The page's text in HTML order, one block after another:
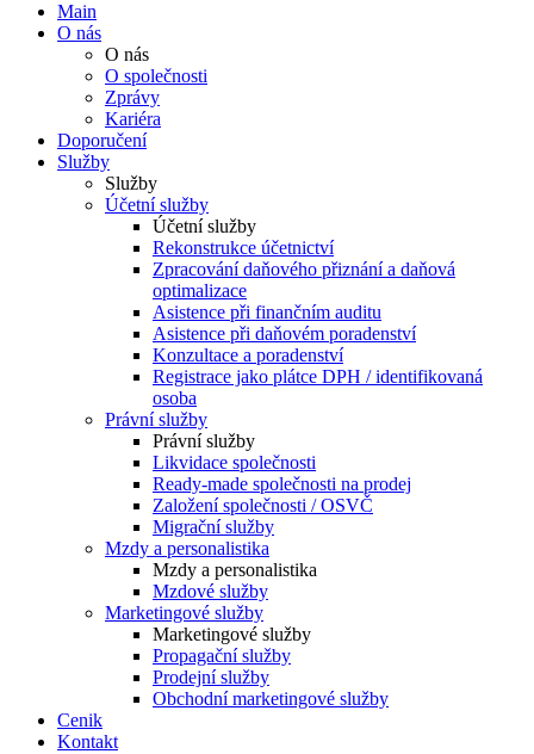
Main
O nás
O nás
O společnosti
Zprávy
Kariéra
Doporučení
Služby
Služby
Účetní služby
Účetní služby
Rekonstrukce účetnictví
Zpracování daňového přiznání a daňová
optimalizace
Asistence při finančním auditu
Asistence při daňovém poradenství
Konzultace a poradenství
Registrace jako plátce DPH / identifikovaná
osoba
Právní služby
Právní služby
Likvidace společnosti
Ready-made společnosti na prodej
Založení společnosti / OSVČ
Migrační služby
Mzdy a personalistika
Mzdy a personalistika
Mzdové služby
Marketingové služby
Marketingové služby
Propagační služby
Prodejní služby
Obchodní marketingové služby
Cenik
Kontakt